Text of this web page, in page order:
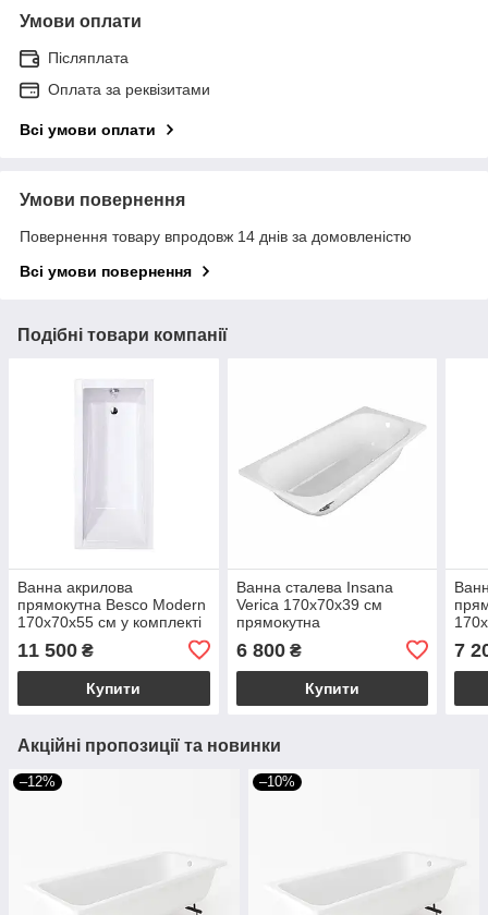
Умови оплати
Післяплата
Оплата за реквізитами
Всі умови оплати
Умови повернення
Повернення товару впродовж 14 днів за домовленістю
Всі умови повернення
Подібні товари компанії
Ванна акрилова
прямокутна Besco Modern
170x70х55 см у комплекті
11 500 ₴
Купити
Ванна сталева Insana
Verica 170х70х39 см
прямокутна
6 800₴
Купити
7
Акційні пропозиції та новинки
–12% –10%